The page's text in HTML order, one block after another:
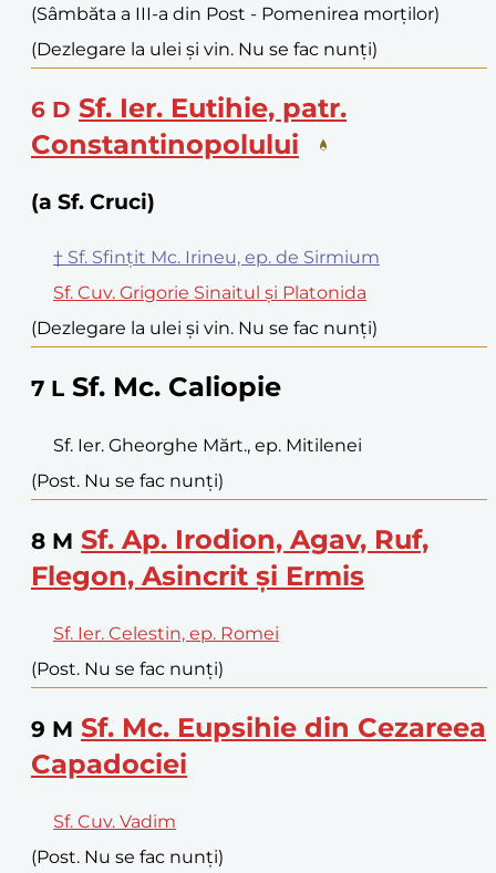
(Sâmbăta a III-a din Post - Pomenirea morților)
(Dezlegare la ulei și vin. Nu se fac nunți)
6 D Sf. Ier. Eutihie, patr.
Constantinopolului
(a Sf. Cruci)
† Sf. Sfințit Mc. Irineu, ep. de Sirmium
Sf. Cuv. Grigorie Sinaitul și Platonida
(Dezlegare la ulei și vin. Nu se fac nunți)
7 L Sf. Mc. Caliopie
Sf. Ier. Gheorghe Mărt., ep. Mitilenei
(Post. Nu se fac nunți)
8 M Sf. Ap. Irodion, Agav, Ruf,
Flegon, Asincrit și Ermis
Sf. Ier. Celestin, ep. Romei
(Post. Nu se fac nunți)
9 M Sf. Mc. Eupsihie din Cezareea
Capadociei
Sf. Cuv. Vadim
(Post. Nu se fac nunți)